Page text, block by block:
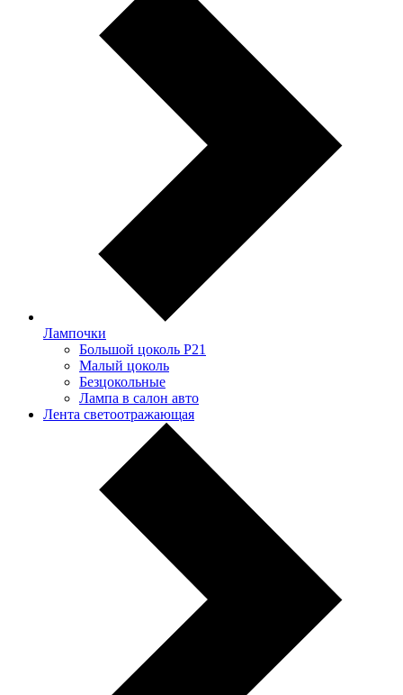
Лампочки
Большой цоколь P21
Малый цоколь
Безцокольные
Лампа в салон авто
Лента светоотражающая